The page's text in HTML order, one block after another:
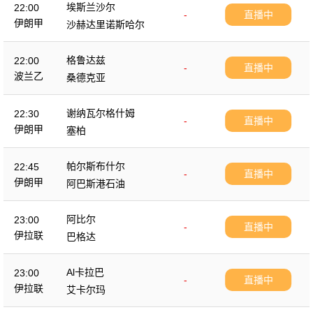
22:00
伊朗甲
埃斯兰沙尔
-
沙赫达里诺斯哈尔
直播中
22:00
波兰乙
格鲁达兹
-
桑德克亚
直播中
22:30
伊朗甲
谢纳瓦尔格什姆
-
塞柏
直播中
22:45
伊朗甲
帕尔斯布什尔
-
阿巴斯港石油
直播中
23:00
伊拉联
阿比尔
-
巴格达
直播中
23:00
伊拉联
Al卡拉巴
-
艾卡尔玛
直播中